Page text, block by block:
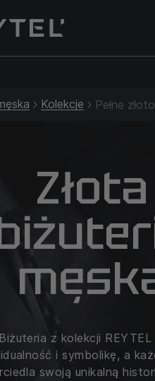
Kolekcje Pełne złoto
Złota
Biżuteria z kolekcji REYTEL
i symbolikę, a
swoją unikalną
Złota biżuteria: –30% | Do